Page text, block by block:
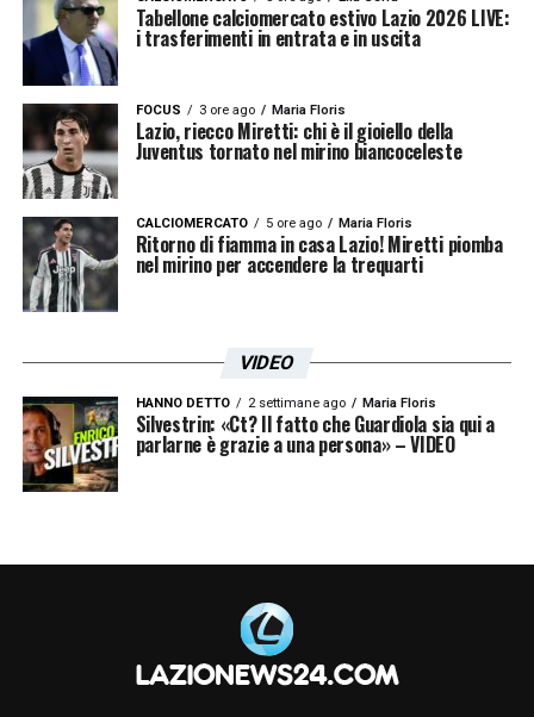
LEGGI ANCHE:Gaspar Lazio, il retroscena
sul difensore: ecco il punto della
situazione
Tabellone calciomercato estivo Lazio 2026 LIVE:
i trasferimenti in entrata e in uscita
FOCUS 3 ore ago Maria Floris
Lazio, riecco Miretti: chi è il gioiello della
Juventus tornato nel mirino biancoceleste
CALCIOMERCATO 5 ore ago Maria Floris
Ritorno di fiamma in casa Lazio! Miretti piomba
nel mirino per accendere la trequarti
VIDEO
HANNO DETTO 2 settimane ago Maria Floris
Silvestrin: «Ct? Il fatto che Guardiola sia qui a
parlarne è grazie a una persona» – VIDEO